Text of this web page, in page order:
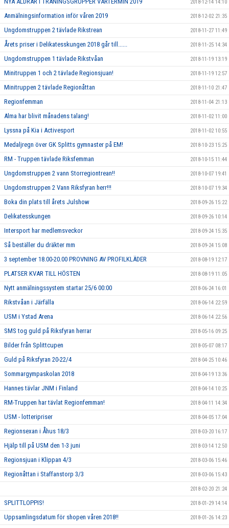
2018-12-14 14:10
Anmälningsinformation inför våren 2019 2018-12-02 21:35
Ungdomstruppen 2 tävlade Rikstrean 2018-11-27 11:49
Årets priser i Delikatesskungen 2018 går till...... 2018-11-25 14:34
Ungdomstruppen 1 tävlade Rikstvåan 2018-11-19 13:19
Minitruppen 1 och 2 tävlade Regionsjuan! 2018-11-19 12:57
Minitruppen 2 tävlade Regionåttan 2018-11-10 21:47
Regionfemman 2018-11-04 21:13
Alma har blivit månadens talang! 2018-11-02 11:00
Lyssna på Kia i Activesport 2018-11-02 10:55
Medaljregn över GK Splitts gymnaster på EM! 2018-10-23 15:25
RM - Truppen tävlade Riksfemman 2018-10-15 11:44
Ungdomstruppen 2 vann Storregiontrean!! 2018-10-07 19:41
Ungdomstruppen 2 Vann Riksfyran herr!!! 2018-10-07 19:34
Boka din plats till årets Julshow 2018-09-26 15:22
Delikatesskungen 2018-09-26 10:14
Intersport har medlemsveckor 2018-09-24 15:35
Så beställer du dräkter mm 2018-09-24 15:08
3 september 18.00-20.00 PROVNING AV PROFILKLÄDER 2018-08-19 12:17
PLATSER KVAR TILL HÖSTEN 2018-08-19 11:05
Nytt anmälningssystem startar 25/6 00:00 2018-06-24 16:01
Rikstvåan i Järfälla 2018-06-14 22:59
USM i Ystad Arena 2018-06-14 22:56
SMS tog guld på Riksfyran herrar 2018-05-16 09:25
Bilder från Splittcupen 2018-05-07 08:17
Guld på Riksfyran 20-22/4 2018-04-25 10:46
Sommargympaskolan 2018 2018-04-19 13:36
Hannes tävlar JNM i Finland 2018-04-14 10:25
RM-Truppen har tävlat Regionfemman! 2018-04-11 14:34
USM - lotteripriser 2018-04-05 17:04
Regionsexan i Åhus 18/3 2018-03-20 16:17
Hjälp till på USM den 1-3 juni 2018-03-14 12:50
Regionsjuan i Klippan 4/3 2018-03-06 15:46
Regionåttan i Staffanstorp 3/3 2018-03-06 15:43
2018-02-20 21:24
SPLITTLOPPIS! 2018-01-29 14:14
Uppsamlingsdatum för shopen våren 2018!! 2018-01-26 14:23